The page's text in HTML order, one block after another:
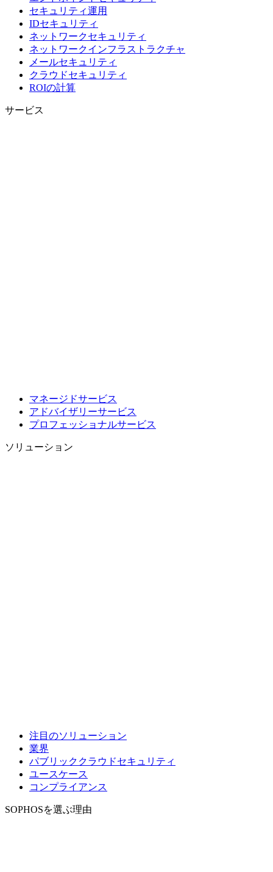
セキュリティ運用
IDセキュリティ
ネットワークセキュリティ
ネットワークインフラストラクチャ
メールセキュリティ
クラウドセキュリティ
ROIの計算
サービス
マネージドサービス
アドバイザリーサービス
プロフェッショナルサービス
ソリューション
注目のソリューション
業界
パブリッククラウドセキュリティ
ユースケース
コンプライアンス
SOPHOSを選ぶ理由